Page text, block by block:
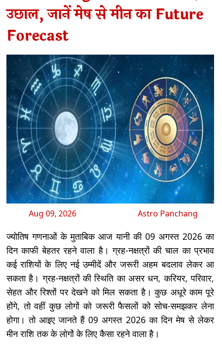
उछाल, जानें मेष से मीन का Future
Forecast
Aug 09, 2026 Astro Panchang
ज्योतिष गणनाओं के मुताबिक आज यानी की 09 अगस्त 2026 का
दिन काफी बेहतर रहने वाला है। ग्रह-नक्षत्रों की चाल का प्रभाव
कई राशियों के लिए नई उम्मीदें और जरूरी अहम बदलाव लेकर आ
सकता है। ग्रह-नक्षत्रों की स्थिति का असर धन, करियर, परिवार,
सेहत और रिश्तों पर देखने को मिल सकता है। कुछ अधूरे काम पूरे
होंगे, तो वहीं कुछ लोगों को जरूरी फैसलों को सोच-समझकर लेना
होगा। तो आइए जानते हैं 09 अगस्त 2026 का दिन मेष से लेकर
मीन राशि तक के लोगों के लिए कैसा रहने वाला है।